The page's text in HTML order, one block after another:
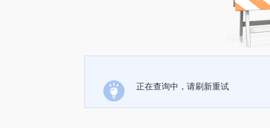
正在查询中，请刷新重试